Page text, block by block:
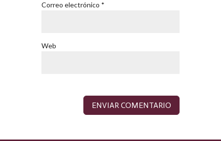
Correo electrónico *
Web